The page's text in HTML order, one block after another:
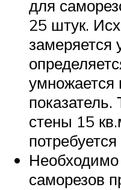
для
25 штук.
замеряется
стены 15
Необходимо
саморезов